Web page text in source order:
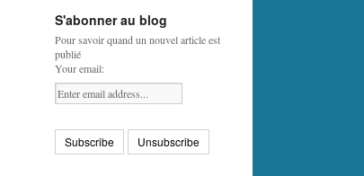
S'abonner au blog
Pour savoir quand un nouvel article est
publié
Your email: